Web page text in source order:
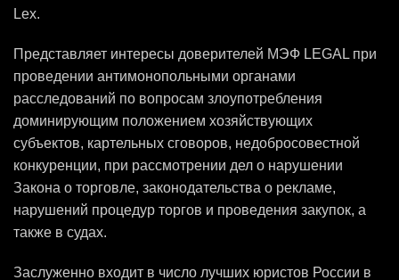
Lex.
Представляет интересы доверителей МЭФ LEGAL при
проведении антимонопольными органами
расследований по вопросам злоупотребления
доминирующим положением хозяйствующих
субъектов, картельных сговоров, недобросовестной
конкуренции, при рассмотрении дел о нарушении
Закона о торговле, законодательства о рекламе,
нарушений процедур торгов и проведения закупок, а
также в судах.
Заслуженно входит в число лучших юристов России в